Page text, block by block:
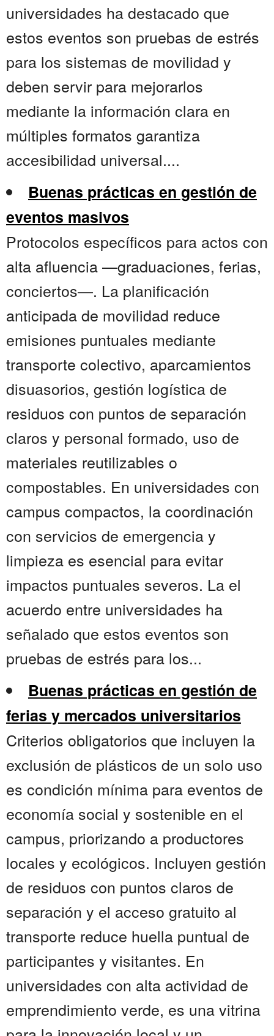
universidades ha destacado que
estos eventos son pruebas de estrés
para los sistemas de movilidad y
deben servir para mejorarlos
mediante la información clara en
múltiples formatos garantiza
accesibilidad universal....
Buenas prácticas en gestión de
eventos masivos
Protocolos específicos para actos con
alta afluencia —graduaciones, ferias,
conciertos—. La planificación
anticipada de movilidad reduce
emisiones puntuales mediante
transporte colectivo, aparcamientos
disuasorios, gestión logística de
residuos con puntos de separación
claros y personal formado, uso de
materiales reutilizables o
compostables. En universidades con
campus compactos, la coordinación
con servicios de emergencia y
limpieza es esencial para evitar
impactos puntuales severos. La el
acuerdo entre universidades ha
señalado que estos eventos son
pruebas de estrés para los...
Buenas prácticas en gestión de
ferias y mercados universitarios
Criterios obligatorios que incluyen la
exclusión de plásticos de un solo uso
es condición mínima para eventos de
economía social y sostenible en el
campus, priorizando a productores
locales y ecológicos. Incluyen gestión
de residuos con puntos claros de
separación y el acceso gratuito al
transporte reduce huella puntual de
participantes y visitantes. En
universidades con alta actividad de
emprendimiento verde, es una vitrina